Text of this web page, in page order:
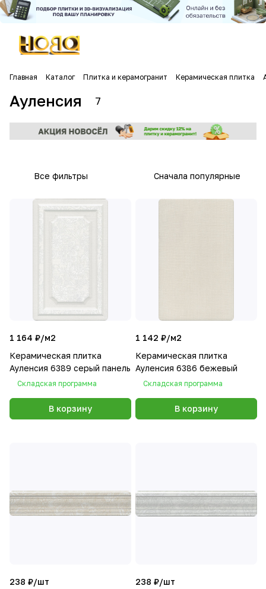
Главная Каталог Плитка и керамогранит Керамическая плитка
Ауленсия 7
Все фильтры Сначала популярные
1 164 ₽/м2
Керамическая плитка
Ауленсия 6389 серый панель
Складская программа
В корзину
1 142 ₽/м2
Керамическая плитка
Ауленсия 6386 бежевый
Складская программа
В корзину
238 ₽/шт
238 ₽/шт